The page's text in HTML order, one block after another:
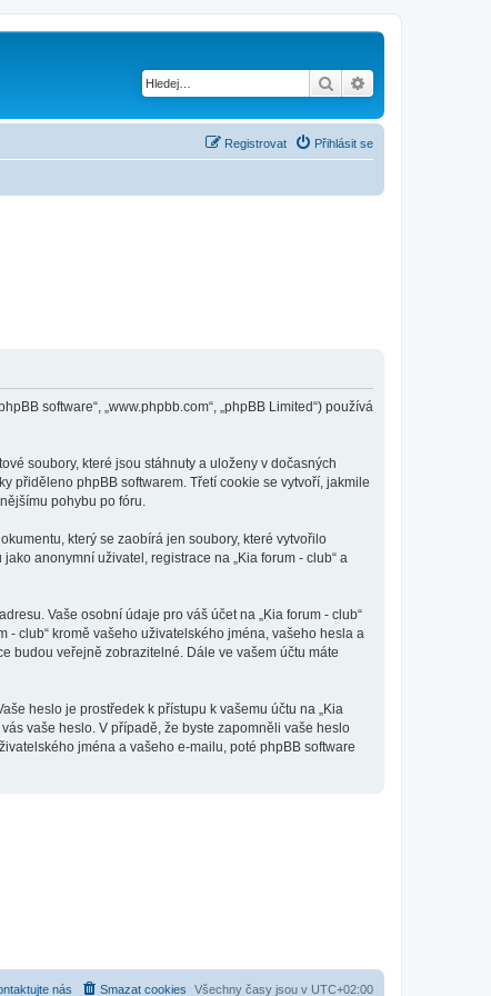
Hledat
Přihlásit se
Registrovat
software“, „www.phpbb.com“, „phpBB Limited“) používá
soubory, které jsou stáhnuty a uloženy v dočasných
přiděleno phpBB softwarem. Třetí cookie se vytvoří, jakmile
pohybu po fóru.
který se zaobírá jen soubory, které vytvořilo
anonymní uživatel, registrace na „Kia forum - club“ a
Vaše osobní údaje pro váš účet na „Kia forum - club“
club“ kromě vašeho uživatelského jména, vašeho hesla a
budou veřejně zobrazitelné. Dále ve vašem účtu máte
heslo je prostředek k přístupu k vašemu účtu na „Kia
vaše heslo. V případě, že byste zapomněli vaše heslo
jména a vašeho e-mailu, poté phpBB software
Všechny časy jsou v UTC+02:00
Smazat cookies
nás